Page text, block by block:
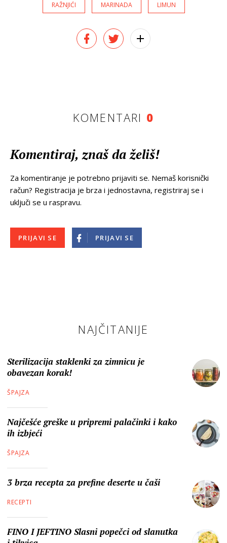
RAŽNJIĆI MARINADA LIMUN
KOMENTARI 0
Komentiraj, znaš da želiš!
Za komentiranje je potrebno prijaviti se. Nemaš korisnički
račun? Registracija je brza i jednostavna, registriraj se i
uključi se u raspravu.
PRIJAVI SE PRIJAVI SE
NAJČITANIJE
Sterilizacija staklenki za zimnicu je
obavezan korak!
ŠPAJZA
Najčešće greške u pripremi palačinki i kako
ih izbjeći
ŠPAJZA
3 brza recepta za prefine deserte u čaši
RECEPTI
FINO I JEFTINO Slasni popečci od slanutka